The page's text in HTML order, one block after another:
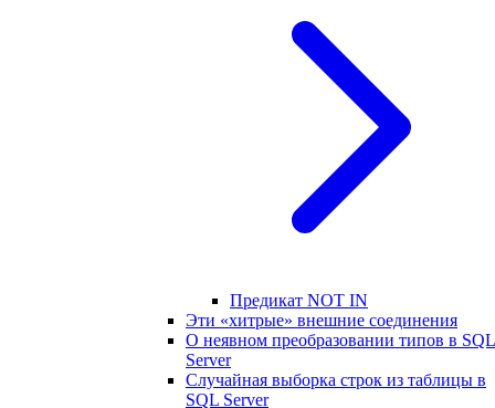
Предикат NOT IN
Эти «хитрые» внешние соединения
О неявном преобразовании типов в SQL
Server
Случайная выборка строк из таблицы в
SQL Server